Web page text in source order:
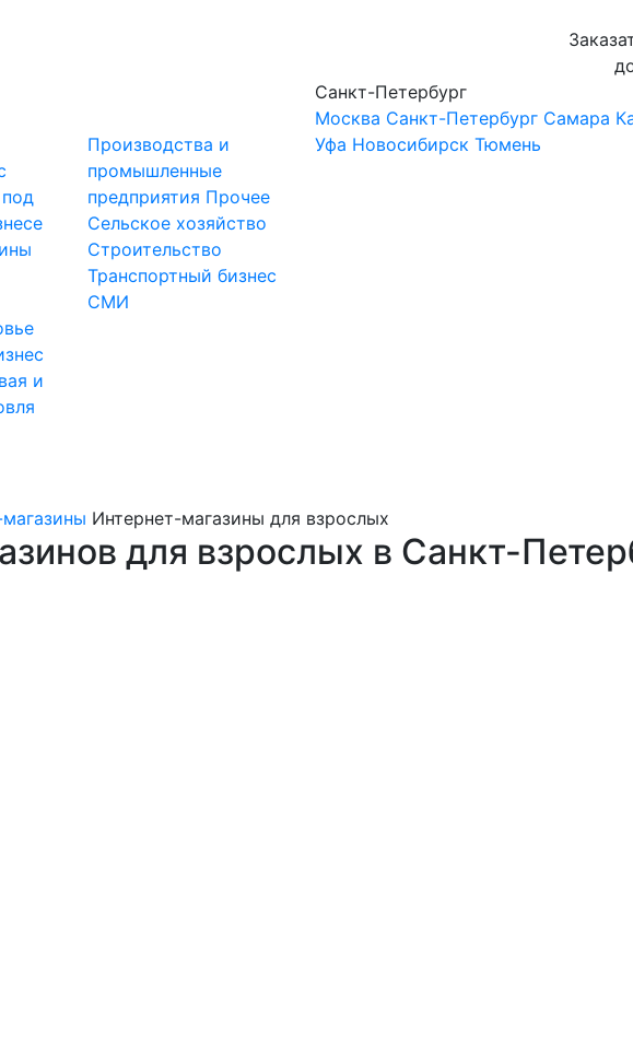
и
Производства и
промышленные
предприятия Прочее
Сельское хозяйство
Строительство
Транспортный бизнес
СМИ
Санкт-Петербург
Москва Санкт-Петербург Самара
Уфа Новосибирск Тюмень
Интернет-магазины для взрослых
для взрослых в Санкт-